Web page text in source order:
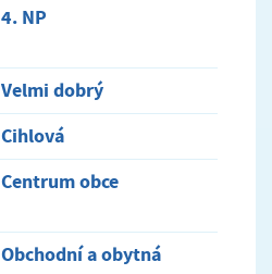
4. NP
Velmi dobrý
Cihlová
Centrum obce
Obchodní a obytná